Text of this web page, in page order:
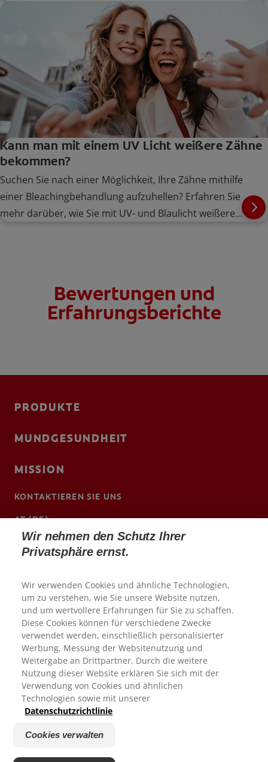
Sie sich für das richtige Produkt entscheiden.
Kann man mit einem UV Licht weißere Zähne
bekommen?
Suchen Sie nach einer Möglichkeit, Ihre Zähne mithilfe
einer Bleachingbehandlung aufzuhellen? Erfahren Sie
mehr darüber, wie Sie mit UV- und Blaulicht weißere
Bewertungen und
Erfahrungsberichte
PRODUKTE
MUNDGESUNDHEIT
MISSION
KONTAKTIEREN SIE UNS
AT (DE)
http://cpgabaprofessional.at/
© 2026 Colgate-Palmolive Company. Alle Rechte
vorbehalten
Nutzungsbedingungen
Wir nehmen den Schutz Ihrer
Privatsphäre ernst.
Wir verwenden Cookies und ähnliche Technologien,
um zu verstehen, wie Sie unsere Website nutzen,
und um wertvollere Erfahrungen für Sie zu schaffen.
Diese Cookies können für verschiedene Zwecke
verwendet werden, einschließlich personalisierter
Werbung, Messung der Websitenutzung und
Weitergabe an Drittpartner. Durch die weitere
Nutzung dieser Website erklären Sie sich mit der
Verwendung von Cookies und ähnlichen
Technologien sowie mit unserer
Datenschutzrichtlinie
Cookies verwalten
Wir schätzen Ihr Feedback.
Wie zufrieden waren Sie heute mit Ihrer Erfahrung auf unserer
Website?